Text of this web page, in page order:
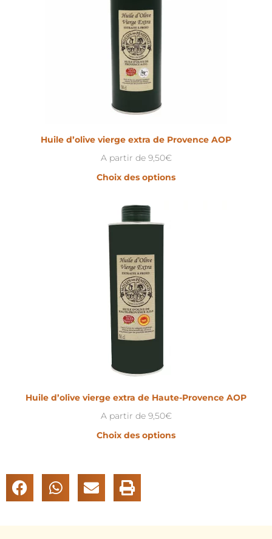
Huile d’olive vierge extra de Provence AOP
A partir de 9,50€
Choix des options
Huile d’olive vierge extra de Haute-Provence AOP
A partir de 9,50€
Choix des options